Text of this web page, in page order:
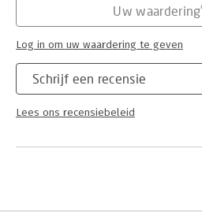
Schrijf een recensie
Lees ons recensiebeleid
Uw waardering
Log in om uw waardering te geven